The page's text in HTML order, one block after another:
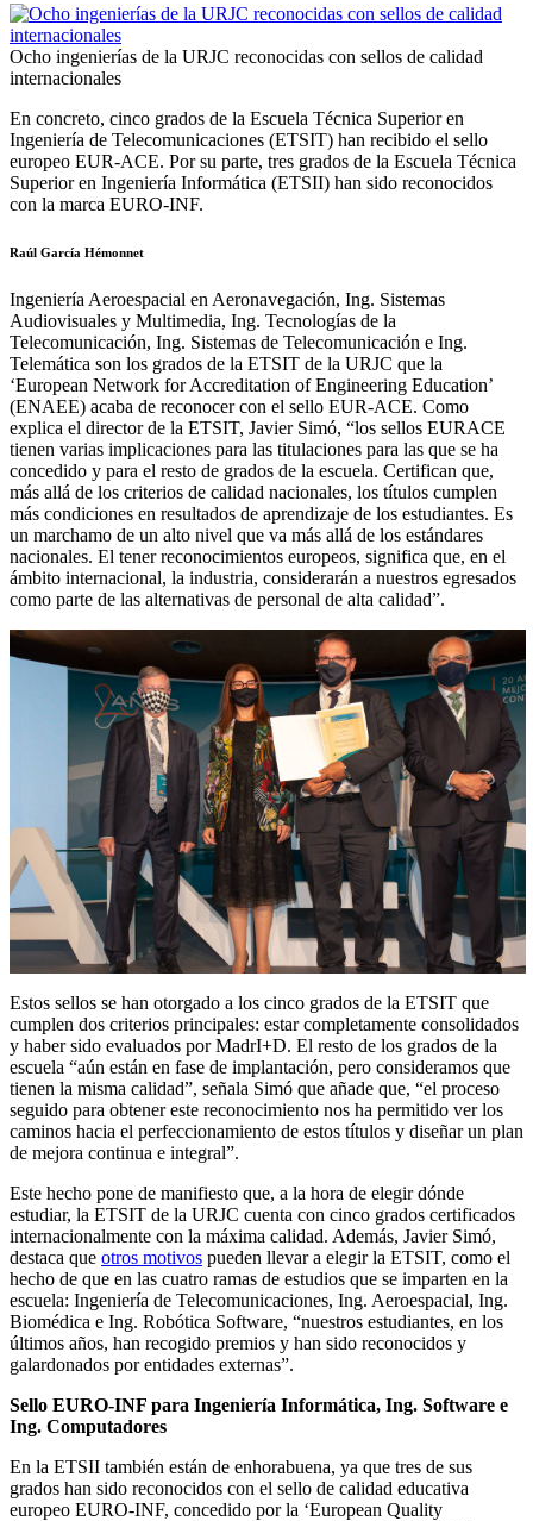
Ocho ingenierías de la URJC reconocidas con sellos de calidad
internacionales
En concreto, cinco grados de la Escuela Técnica Superior en
Ingeniería de Telecomunicaciones (ETSIT) han recibido el sello
europeo EUR-ACE. Por su parte, tres grados de la Escuela Técnica
Superior en Ingeniería Informática (ETSII) han sido reconocidos
con la marca EURO-INF.
Raúl García Hémonnet
Ingeniería Aeroespacial en Aeronavegación, Ing. Sistemas
Audiovisuales y Multimedia, Ing. Tecnologías de la
Telecomunicación, Ing. Sistemas de Telecomunicación e Ing.
Telemática son los grados de la ETSIT de la URJC que la
‘European Network for Accreditation of Engineering Education’
(ENAEE) acaba de reconocer con el sello EUR-ACE. Como
explica el director de la ETSIT, Javier Simó, “los sellos EURACE
tienen varias implicaciones para las titulaciones para las que se ha
concedido y para el resto de grados de la escuela. Certifican que,
más allá de los criterios de calidad nacionales, los títulos cumplen
más condiciones en resultados de aprendizaje de los estudiantes. Es
un marchamo de un alto nivel que va más allá de los estándares
nacionales. El tener reconocimientos europeos, significa que, en el
ámbito internacional, la industria, considerarán a nuestros egresados
como parte de las alternativas de personal de alta calidad”.
Estos sellos se han otorgado a los cinco grados de la ETSIT que
cumplen dos criterios principales: estar completamente consolidados
y haber sido evaluados por MadrI+D. El resto de los grados de la
escuela “aún están en fase de implantación, pero consideramos que
tienen la misma calidad”, señala Simó que añade que, “el proceso
seguido para obtener este reconocimiento nos ha permitido ver los
caminos hacia el perfeccionamiento de estos títulos y diseñar un plan
de mejora continua e integral”.
Este hecho pone de manifiesto que, a la hora de elegir dónde
estudiar, la ETSIT de la URJC cuenta con cinco grados certificados
internacionalmente con la máxima calidad. Además, Javier Simó,
destaca que otros motivos pueden llevar a elegir la ETSIT, como el
hecho de que en las cuatro ramas de estudios que se imparten en la
escuela: Ingeniería de Telecomunicaciones, Ing. Aeroespacial, Ing.
Biomédica e Ing. Robótica Software, “nuestros estudiantes, en los
últimos años, han recogido premios y han sido reconocidos y
galardonados por entidades externas”.
Sello EURO-INF para Ingeniería Informática, Ing. Software e
Ing. Computadores
En la ETSII también están de enhorabuena, ya que tres de sus
grados han sido reconocidos con el sello de calidad educativa
europeo EURO-INF, concedido por la ‘European Quality